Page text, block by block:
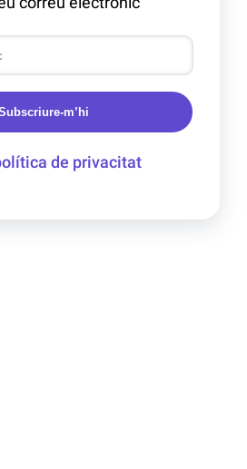
m’hi
de privacitat